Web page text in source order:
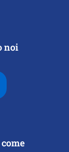
noi